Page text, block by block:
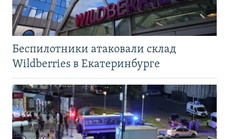
Беспилотники атаковали склад
Wildberries в Екатеринбурге